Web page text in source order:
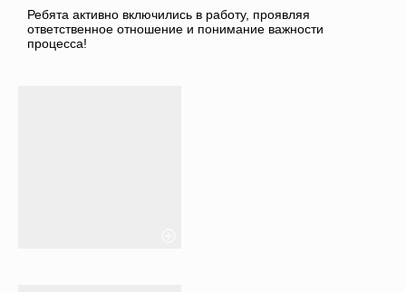
Ребята активно включились в работу, проявляя
ответственное отношение и понимание важности
процесса!